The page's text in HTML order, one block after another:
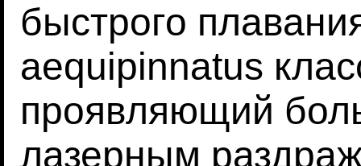
быстрого
aequipinnatus
проявляющий
лазерным